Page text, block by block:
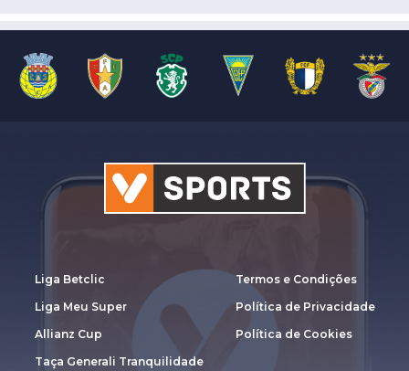
Liga Betclic
Liga Meu Super
Allianz Cup
Taça Generali Tranquilidade
Termos e Condições
Política de Privacidade
Política de Cookies